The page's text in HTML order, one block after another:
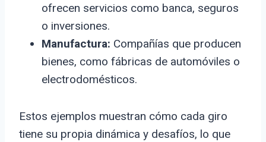
ofrecen servicios como banca, seguros
o inversiones.
Manufactura: Compañías que producen
bienes, como fábricas de automóviles o
electrodomésticos.
Estos ejemplos muestran cómo cada giro
tiene su propia dinámica y desafíos, lo que